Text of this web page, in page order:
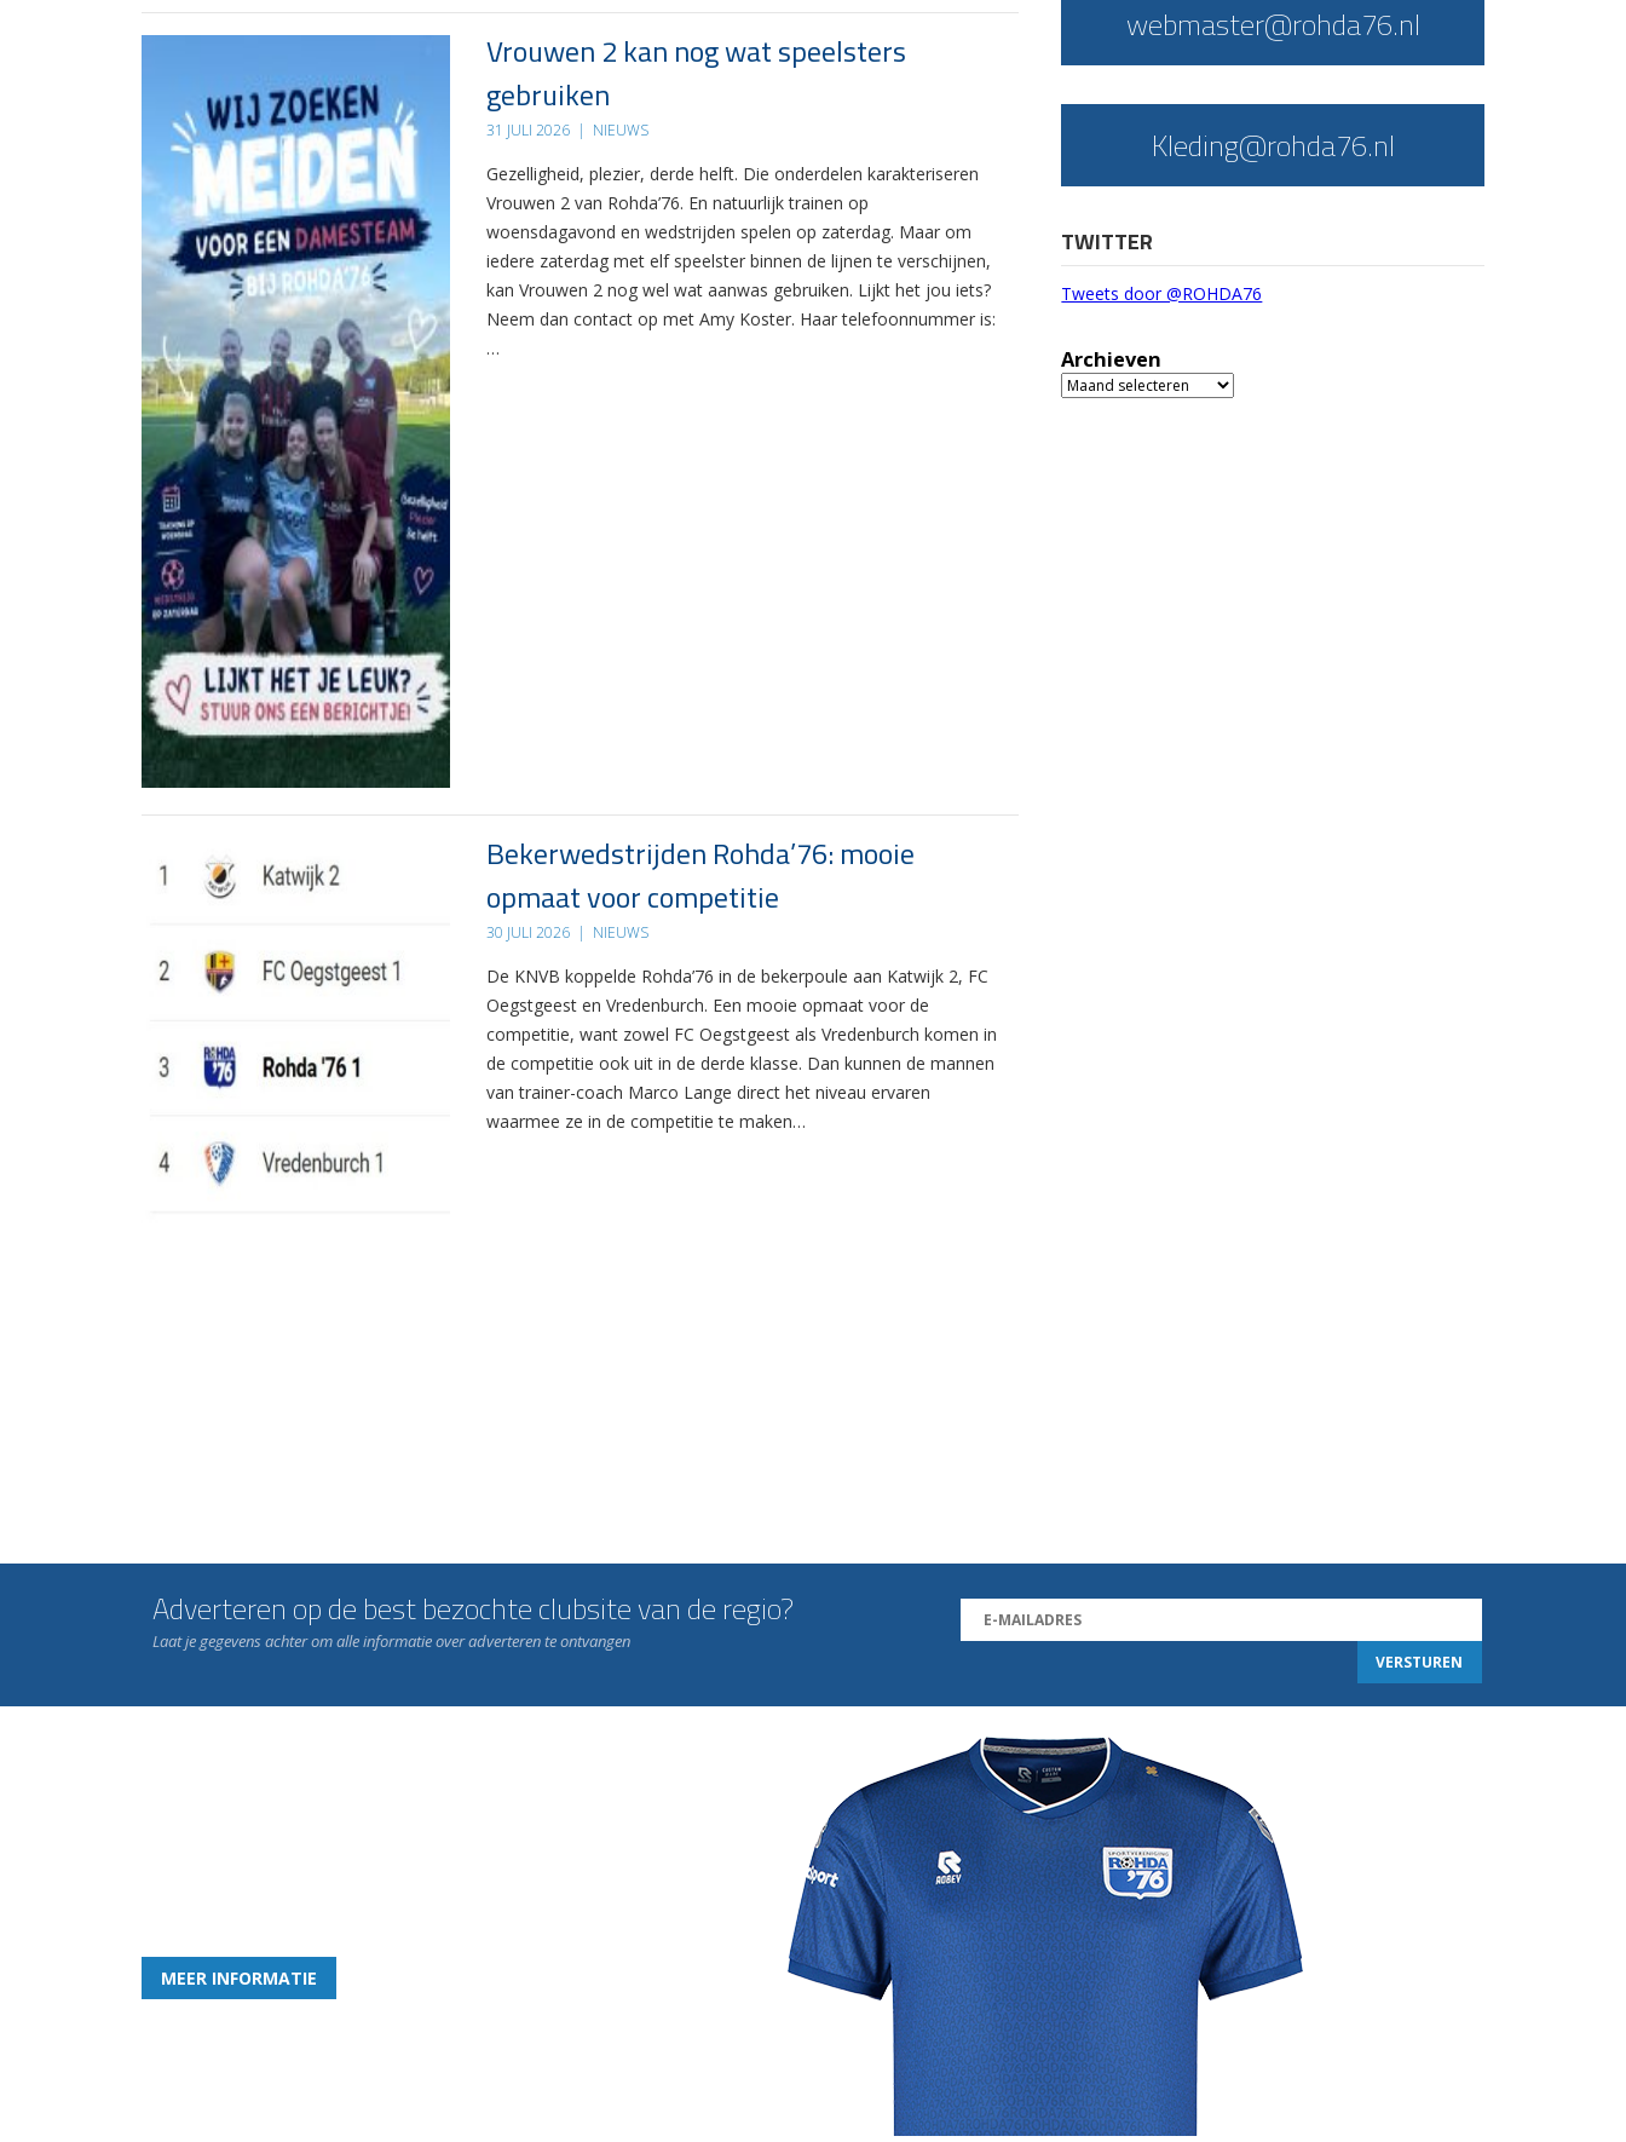
Vrouwen 2 kan nog wat speelsters
gebruiken
31 JULI 2026 | NIEUWS
Gezelligheid, plezier, derde helft. Die onderdelen karakteriseren
Vrouwen 2 van Rohda’76. En natuurlijk trainen op
woensdagavond en wedstrijden spelen op zaterdag. Maar om
iedere zaterdag met elf speelster binnen de lijnen te verschijnen,
kan Vrouwen 2 nog wel wat aanwas gebruiken. Lijkt het jou iets?
Neem dan contact op met Amy Koster. Haar telefoonnummer is:
…
Bekerwedstrijden Rohda’76: mooie
opmaat voor competitie
30 JULI 2026 | NIEUWS
De KNVB koppelde Rohda’76 in de bekerpoule aan Katwijk 2, FC
Oegstgeest en Vredenburch. Een mooie opmaat voor de
competitie, want zowel FC Oegstgeest als Vredenburch komen in
de competitie ook uit in de derde klasse. Dan kunnen de mannen
van trainer-coach Marco Lange direct het niveau ervaren
waarmee ze in de competitie te maken…
webmaster@rohda76.nl
Kleding@rohda76.nl
TWITTER
Tweets door @ROHDA76
Archieven
Archieven
Adverteren op de best bezochte clubsite van de regio?
Laat je gegevens achter om alle informatie over adverteren te ontvangen
MEER INFORMATIE